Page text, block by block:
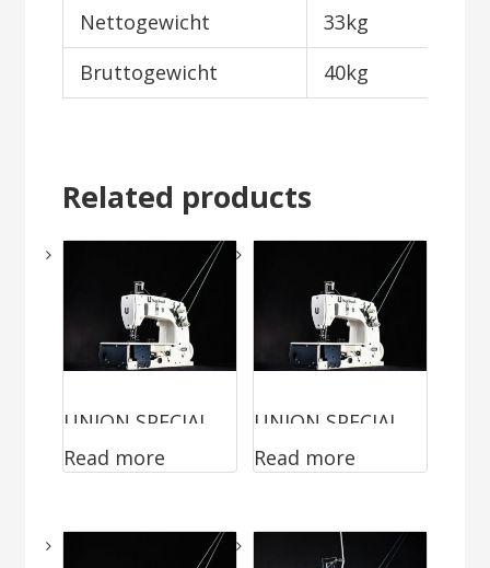
Nettogewicht
33kg
Bruttogewicht
40kg
Related products
UNION SPECIAL
80200Z2715
Read more
UNION SPECIAL
56100TBT
Read more